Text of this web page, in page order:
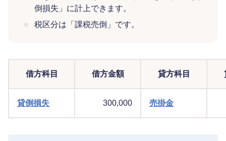
倒損失」に計上できます。
税区分は「課税売倒」です。
借方科目 借方金額 貸方科目
貸倒損失 300,000 売掛金